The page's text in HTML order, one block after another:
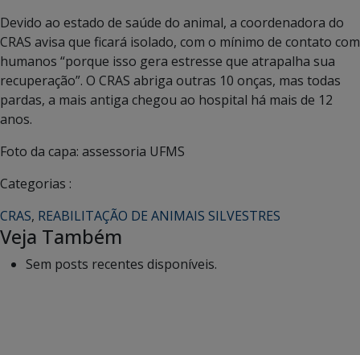
Devido ao estado de saúde do animal, a coordenadora do
CRAS avisa que ficará isolado, com o mínimo de contato com
humanos “porque isso gera estresse que atrapalha sua
recuperação”. O CRAS abriga outras 10 onças, mas todas
pardas, a mais antiga chegou ao hospital há mais de 12
anos.
Foto da capa: assessoria UFMS
Categorias :
CRAS, REABILITAÇÃO DE ANIMAIS SILVESTRES
Veja Também
Sem posts recentes disponíveis.